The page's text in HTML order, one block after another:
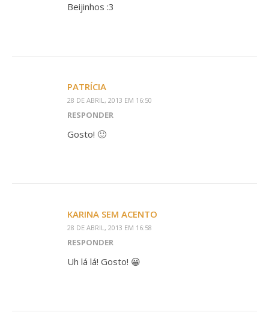
Beijinhos :3
PATRÍCIA
28 DE ABRIL, 2013 EM 16:50
RESPONDER
Gosto! 🙂
KARINA SEM ACENTO
28 DE ABRIL, 2013 EM 16:58
RESPONDER
Uh lá lá! Gosto! 😀